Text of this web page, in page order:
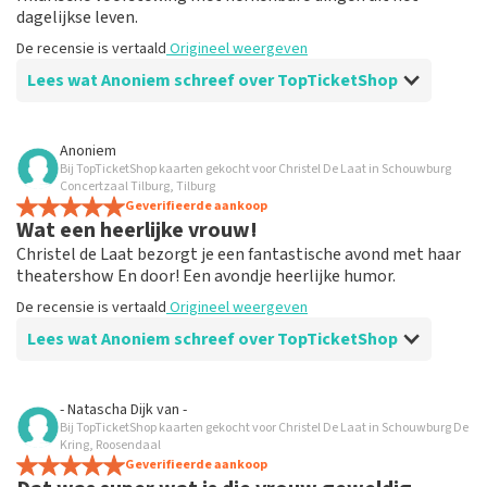
dagelijkse leven.
De recensie is vertaald Origineel weergeven
Lees wat Anoniem schreef over TopTicketShop
Beoordeling van Anoniem over
Goed maar veel te duren tickets
Alles was goed geregeld konden zelfs veranderen van
datum echt super tof maar de kanttekening is dat de
kaartjes worden verkocht voor het dubbelen van wat je
bij het theater kwijt bent . Snap dat er verdiend moet
worden maar zoveel ??
De recensie is vertaaldOrigineel weergeven
Beste klant, Bedankt voor het schrijven van een review
op onze website. Uw feedback vinden wij erg belangrijk.
U helpt ons zo onze dienstverlening te verbeteren en
ook helpt u andere consumenten met het maken van
Anoniem
Bij TopTicketShop kaarten gekocht voor Christel De Laat in Schouwburg
Concertzaal Tilburg, Tilburg
Geverifieerde aankoop
Wat een heerlijke vrouw!
Christel de Laat bezorgt je een fantastische avond met haar
theatershow En door! Een avondje heerlijke humor.
De recensie is vertaald Origineel weergeven
Lees wat Anoniem schreef over TopTicketShop
Beoordeling van Anoniem over
Prima
Makkelijk toegangbare webshop.
- Natascha Dijkvan -
Bij TopTicketShop kaarten gekocht voor Christel De Laat in Schouwburg De
Kring, Roosendaal
Geverifieerde aankoop